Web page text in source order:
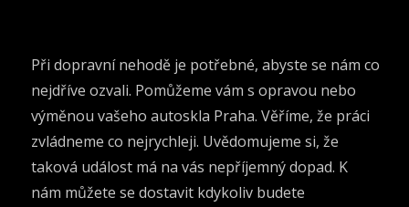
Při dopravní nehodě je potřebné, abyste se nám co
nejdříve ozvali. Pomůžeme vám s opravou nebo
výměnou vašehoautoskla Praha. Věříme, že práci
zvládneme co nejrychleji. Uvědomujeme si, že
taková událost má na vás nepříjemný dopad. K
nám můžete se dostavit kdykoliv budete